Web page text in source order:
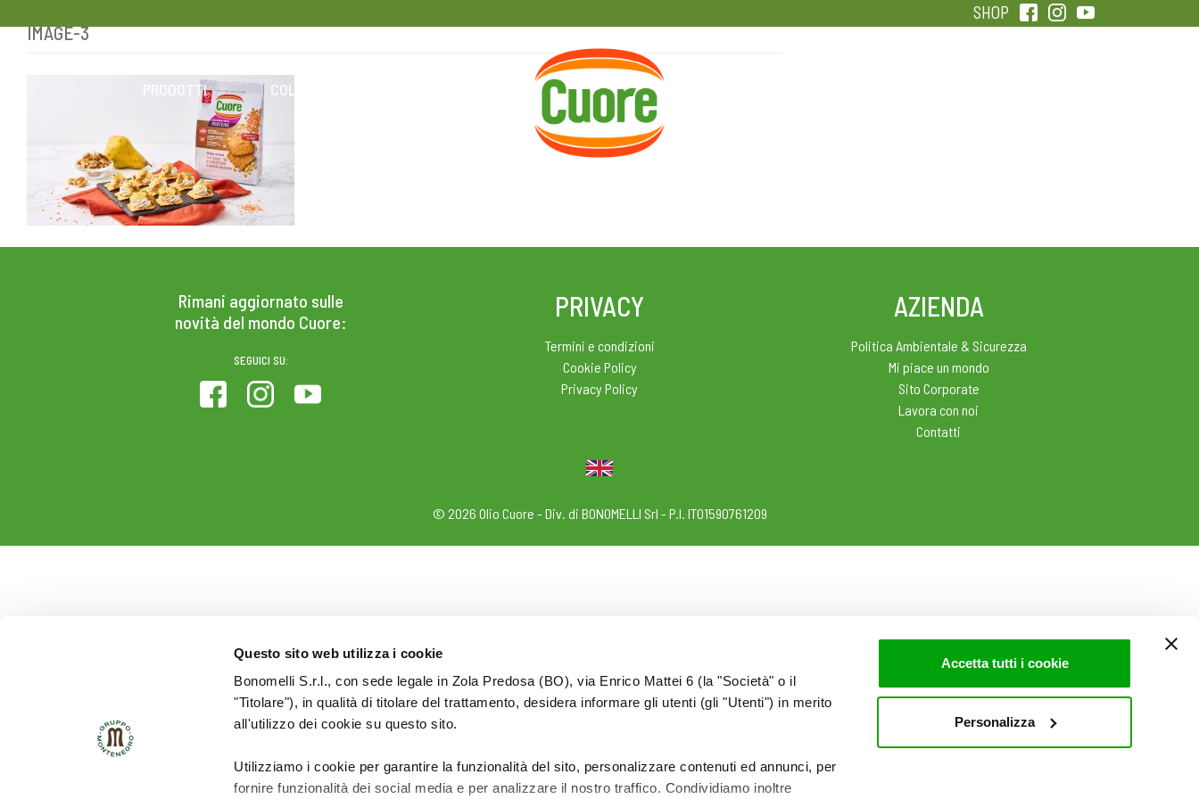
Questo sito web utilizza i cookie
Bonomelli S.r.l., con sede legale in Zola Predosa (BO), via Enrico Mattei 6 (la "Società" o il
"Titolare"), in qualità di titolare del trattamento, desidera informare gli utenti (gli "Utenti") in merito
all'utilizzo dei cookie su questo sito.
Utilizziamo i cookie per garantire la funzionalità del sito, personalizzare contenuti ed annunci, per
fornire funzionalità dei social media e per analizzare il nostro traffico. Condividiamo inoltre
Accetta tutti i cookie
Personalizza
Skip
SHOP
PRODOTTI COLESTEROLO
HOME
IMAGE-3
Rimani aggiornato sulle
novità del mondo Cuore:
SEGUICI SU:
PRIVACY
Termini e condizioni
Cookie Policy
Privacy Policy
AZIENDA
Politica Ambientale & Sicurezza
Mi piace un mondo
Sito Corporate
Lavora con noi
Contatti
© 2026 Olio Cuore - Div. di BONOMELLI Srl - P.I. IT01590761209